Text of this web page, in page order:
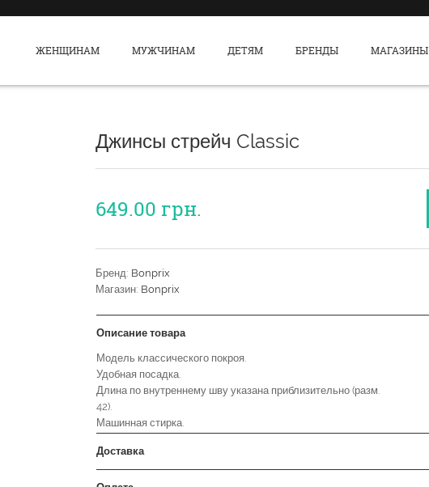
ЖЕНЩИНАМ МУЖЧИНАМ ДЕТЯМ БРЕНДЫ МАГАЗИНЫ
Джинсы стрейч Classic
649.00 грн.
Бренд: Bonprix
Магазин: Bonprix
Описание товара
Модель классического покроя.
Удобная посадка.
Длина по внутреннему шву указана приблизительно (разм.
42).
Машинная стирка.
Доставка